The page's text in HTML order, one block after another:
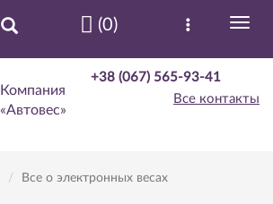
Компания
«Автовес»
+38 (067) 565-93-41
Все контакты
(0)
Все о электронных весах